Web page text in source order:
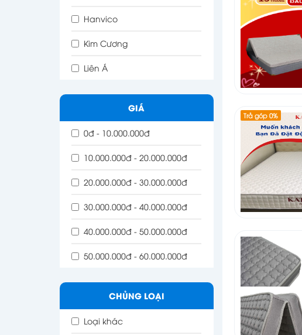
Hanvico
Kim Cương
Liên Á
GIÁ
0đ - 10.000.000đ
10.000.000đ - 20.000.000đ
20.000.000đ - 30.000.000đ
30.000.000đ - 40.000.000đ
40.000.000đ - 50.000.000đ
50.000.000đ - 60.000.000đ
CHỦNG LOẠI
Loại khác
Trả góp 0%